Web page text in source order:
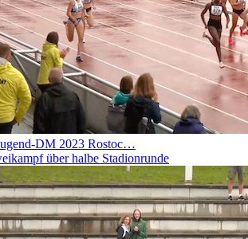
DM 2023 Rostoc…
über halbe Stadionrunde